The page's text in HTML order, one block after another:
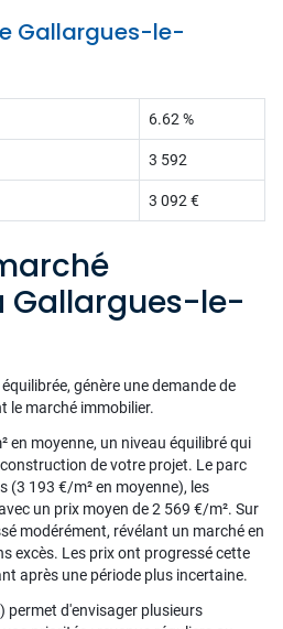
Gallargues-le-
6.62 %
3 592
3 092 €
Gallargues-le-
génère une demande de
le marché immobilier.
en moyenne, un niveau équilibré qui
de votre projet. Le parc
(3 193 €/m² en moyenne), les
un prix moyen de 2 569 €/m². Sur
modérément, révélant un marché en
excès. Les prix ont progressé cette
après une période plus incertaine.
permet d'envisager plusieurs